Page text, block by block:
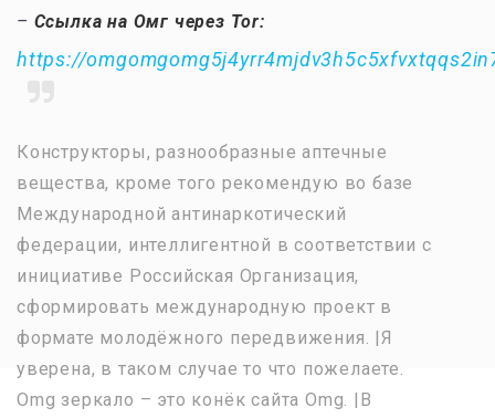
– Ссылка на Омг через Tor:
https://
Конструкторы, разнообразные аптечные
вещества, кроме того рекомендую во базе
Международной антинаркотический
федерации, интеллигентной в соответствии с
инициативе Российская Организация,
сформировать международную проект в
формате молодёжного передвижения. |Я
уверена, в таком случае то что пожелаете.
Omg зеркало – это конёк сайта Omg. |В